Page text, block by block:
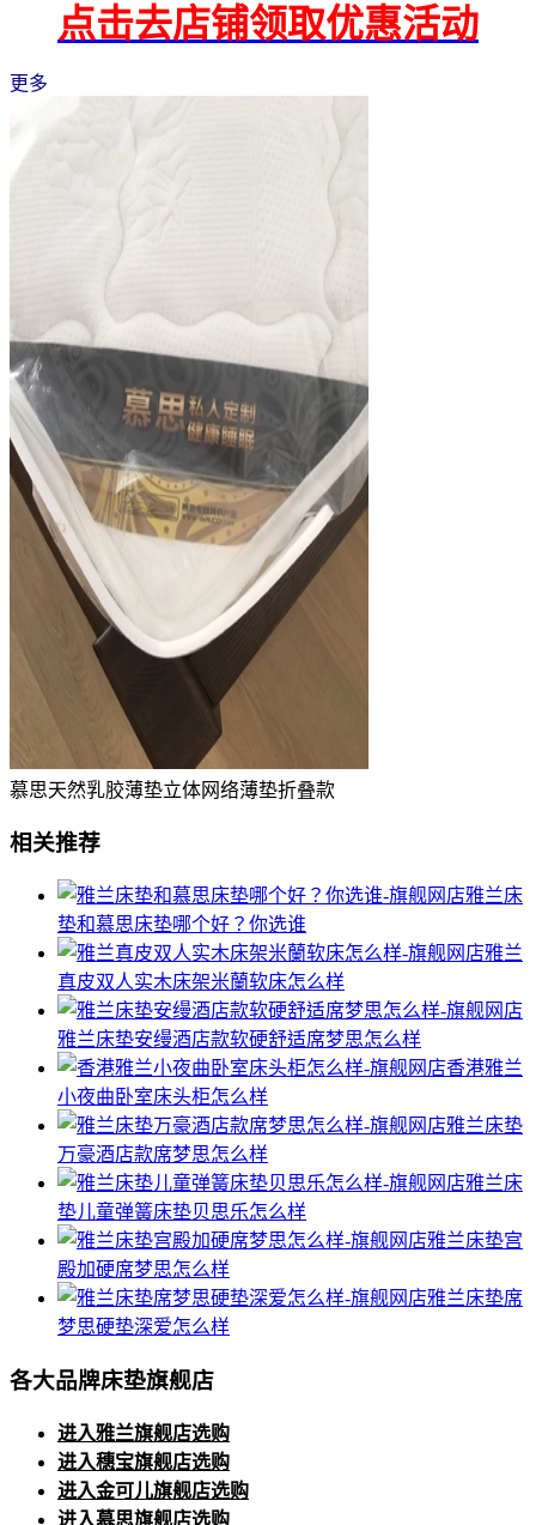
点击去店铺领取优惠活动
更多
慕思天然乳胶薄垫立体网络薄垫折叠款
相关推荐
雅兰床
垫和慕思床垫哪个好？你选谁
雅兰
真皮双人实木床架米蘭软床怎么样
雅兰床垫安缦酒店款软硬舒适席梦思怎么样
香港雅兰
小夜曲卧室床头柜怎么样
雅兰床垫
万豪酒店款席梦思怎么样
雅兰床
垫儿童弹簧床垫贝思乐怎么样
雅兰床垫宫
殿加硬席梦思怎么样
雅兰床垫席
梦思硬垫深爱怎么样
各大品牌床垫旗舰店
进入雅兰旗舰店选购
进入穗宝旗舰店选购
进入金可儿旗舰店选购
进入慕思旗舰店选购